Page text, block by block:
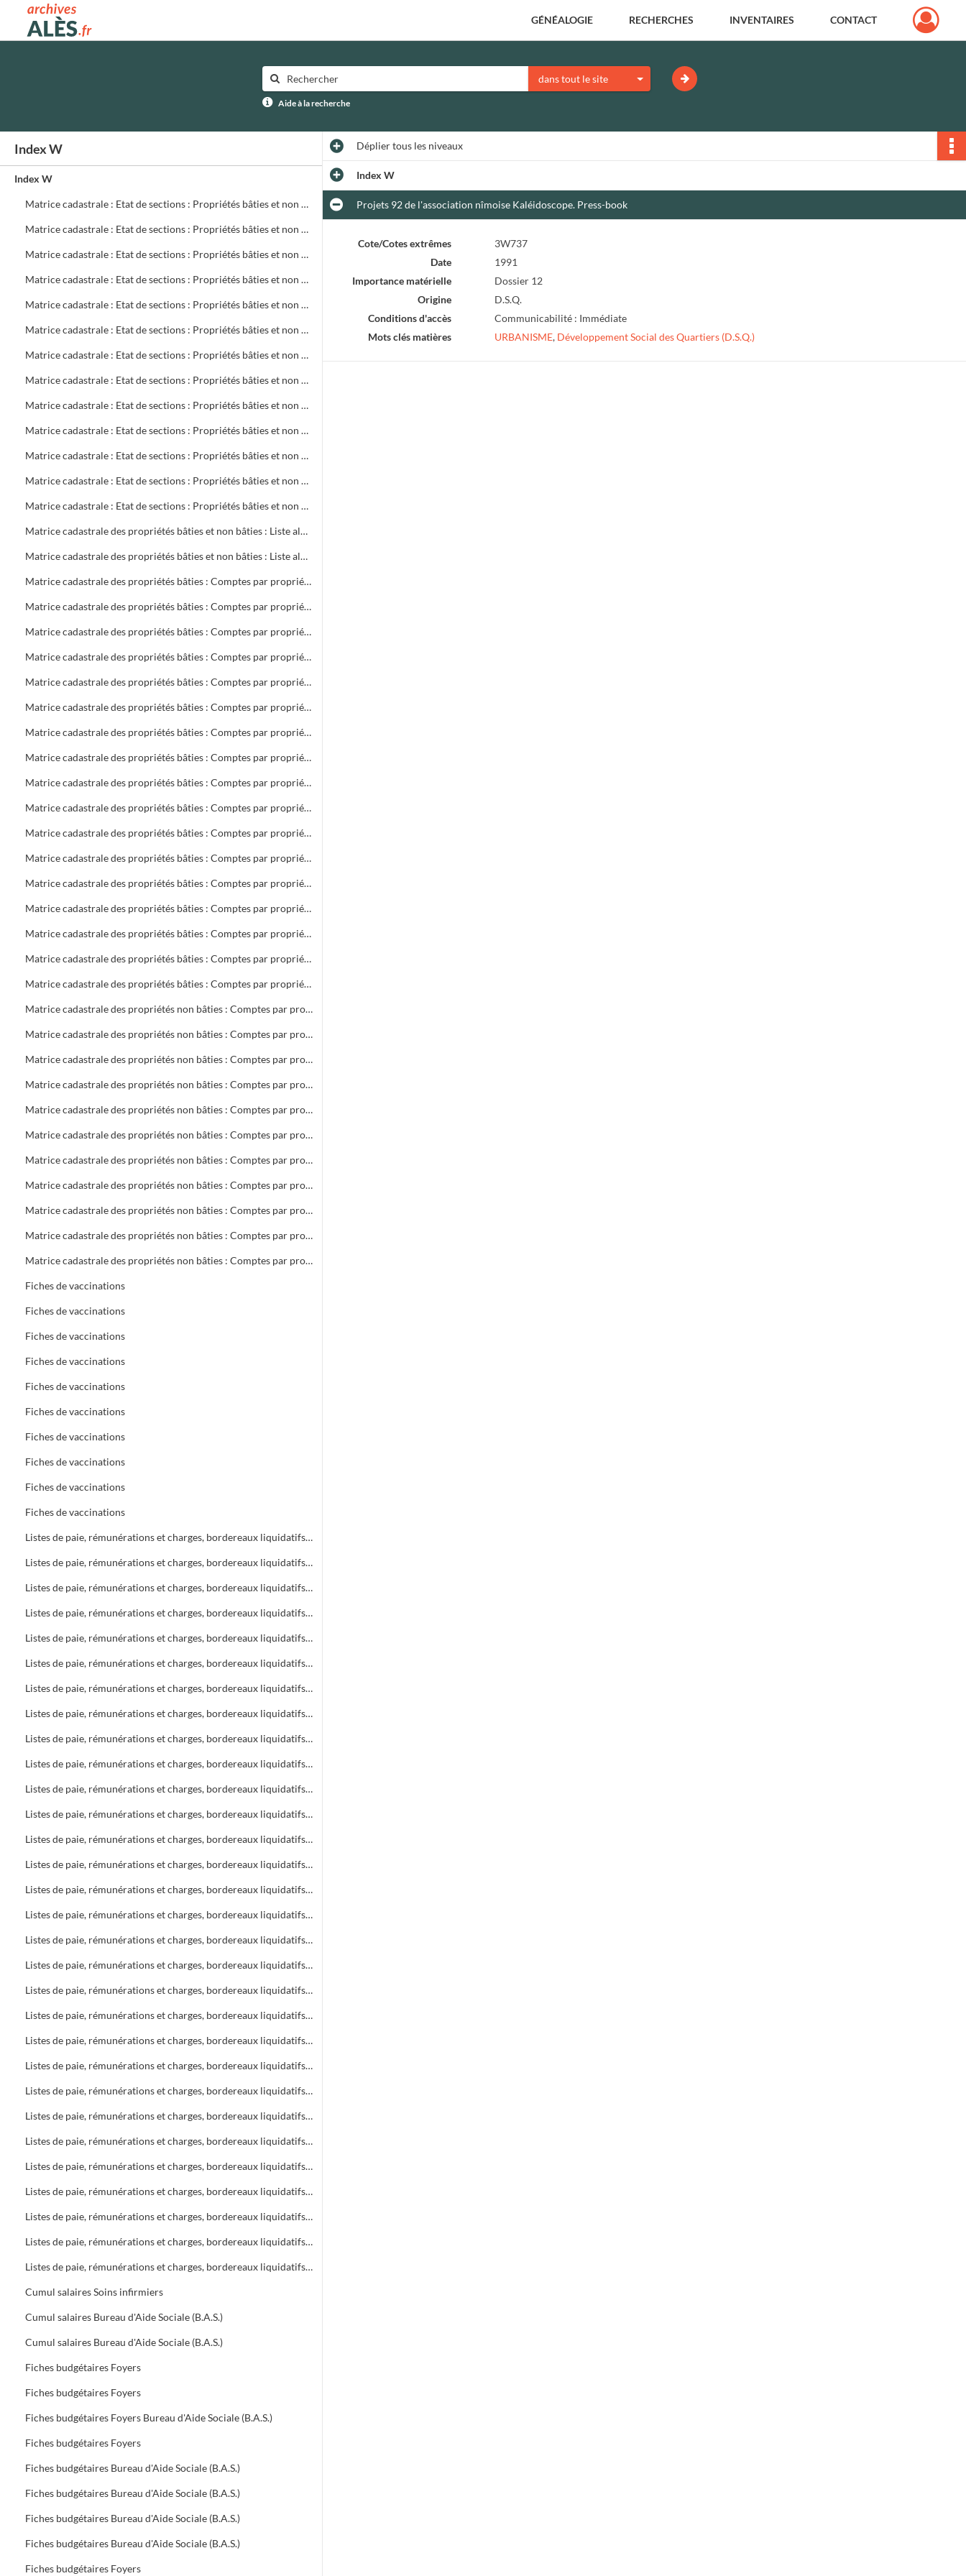
Archives municipales d'Alès GÉNÉALOGIE RECHERCHES INVENTAIRES CONTACT
dans tout le site
Aide à la recherche
Index W
Index W
Matrice cadastrale : Etat de sections : Propriétés bâties et non bâties : Comptes par rue et lieu-dit : CA 621 à 780
Matrice cadastrale : Etat de sections : Propriétés bâties et non bâties : Comptes par rue et lieu-dit : CB 1 à 299
Matrice cadastrale : Etat de sections : Propriétés bâties et non bâties : Comptes par rue et lieu-dit : CB 300 à 499
Matrice cadastrale : Etat de sections : Propriétés bâties et non bâties : Comptes par rue et lieu-dit : CB 500 à 699
Matrice cadastrale : Etat de sections : Propriétés bâties et non bâties : Comptes par rue et lieu-dit : CB 700 à 719
Matrice cadastrale : Etat de sections : Propriétés bâties et non bâties : Comptes par rue et lieu-dit : CB 720 à 770
Matrice cadastrale : Etat de sections : Propriétés bâties et non bâties : Comptes par rue et lieu-dit : CB 771 à 855
Matrice cadastrale : Etat de sections : Propriétés bâties et non bâties : Comptes par rue et lieu-dit : CD 1 à 304
Matrice cadastrale : Etat de sections : Propriétés bâties et non bâties : Comptes par rue et lieu-dit : CH 1 à 394
Matrice cadastrale : Etat de sections : Propriétés bâties et non bâties : Comptes par rue et lieu-dit : CM 1 à 386
Matrice cadastrale : Etat de sections : Propriétés bâties et non bâties : Comptes par rue et lieu-dit : CN 1 à 190
Matrice cadastrale : Etat de sections : Propriétés bâties et non bâties : Comptes par rue et lieu-dit : CN 191 à 387
Matrice cadastrale : Etat de sections : Propriétés bâties et non bâties : Comptes par rue et lieu-dit : CO 1 à 440
Matrice cadastrale des propriétés bâties et non bâties : Liste alphabétique des propriétaires : A à G
Matrice cadastrale des propriétés bâties et non bâties : Liste alphabétique des propriétaires : A à Z
Matrice cadastrale des propriétés bâties : Comptes par propriétaire : 2 à 469 sociétés
Matrice cadastrale des propriétés bâties : Comptes par propriétaire : 2 à 680 copropriétés
Matrice cadastrale des propriétés bâties : Comptes par propriétaire : B 1 à 700
Matrice cadastrale des propriétés bâties : Comptes par propriétaire : B 701 à 1404
Matrice cadastrale des propriétés bâties : Comptes par propriétaire : B 1404 à C 400
Matrice cadastrale des propriétés bâties : Comptes par propriétaire : C 401 à 1268
Matrice cadastrale des propriétés bâties : Comptes par propriétaire : D 1 à E 116
Matrice cadastrale des propriétés bâties : Comptes par propriétaire : F 3 à 566
Matrice cadastrale des propriétés bâties : Comptes par propriétaire : G 3 à 989
Matrice cadastrale des propriétés bâties : Comptes par propriétaire : H 1 à L 98
Matrice cadastrale des propriétés bâties : Comptes par propriétaire : L 101 à M 220
Matrice cadastrale des propriétés bâties : Comptes par propriétaire : M 221 à 1116
Matrice cadastrale des propriétés bâties : Comptes par propriétaire : N 1 à P 729
Matrice cadastrale des propriétés bâties : Comptes par propriétaire : P 730 à R 574
Matrice cadastrale des propriétés bâties : Comptes par propriétaire : R 575 à S 601
Matrice cadastrale des propriétés bâties : Comptes par propriétaire : S 602 à 399
Matrice cadastrale des propriétés bâties : Comptes par propriétaire : V 2 à Z 27
Matrice cadastrale des propriétés non bâties : Comptes par propriétaire : A Collectivités
Matrice cadastrale des propriétés non bâties : Comptes par propriétaire : BA à BOS
Matrice cadastrale des propriétés non bâties : Comptes par propriétaire : BOU à CHAP
Matrice cadastrale des propriétés non bâties : Comptes par propriétaire : CHAR à DOV
Matrice cadastrale des propriétés non bâties : Comptes par propriétaire : DR à GA
Matrice cadastrale des propriétés non bâties : Comptes par propriétaire : GEB à K
Matrice cadastrale des propriétés non bâties : Comptes par propriétaire : LA à MAZ
Matrice cadastrale des propriétés non bâties : Comptes par propriétaire : ME à PH
Matrice cadastrale des propriétés non bâties : Comptes par propriétaire : PIA à ROUG
Matrice cadastrale des propriétés non bâties : Comptes par propriétaire : ROVI à S
Matrice cadastrale des propriétés non bâties : Comptes par propriétaire : T à Z
Fiches de vaccinations
Fiches de vaccinations
Fiches de vaccinations
Fiches de vaccinations
Fiches de vaccinations
Fiches de vaccinations
Fiches de vaccinations
Fiches de vaccinations
Fiches de vaccinations
Fiches de vaccinations
Listes de paie, rémunérations et charges, bordereaux liquidatifs Bureau d'Aide Sociale (B.A.S.)
Listes de paie, rémunérations et charges, bordereaux liquidatifs Bureau d'Aide Sociale (B.A.S.)
Listes de paie, rémunérations et charges, bordereaux liquidatifs Bureau d'Aide Sociale (B.A.S.)
Listes de paie, rémunérations et charges, bordereaux liquidatifs Bureau d'Aide Sociale (B.A.S.)
Listes de paie, rémunérations et charges, bordereaux liquidatifs Bureau d'Aide Sociale (B.A.S.)
Listes de paie, rémunérations et charges, bordereaux liquidatifs Bureau d'Aide Sociale (B.A.S.)
Listes de paie, rémunérations et charges, bordereaux liquidatifs Foyers
Listes de paie, rémunérations et charges, bordereaux liquidatifs Bureau d'Aide Sociale (B.A.S.)
Listes de paie, rémunérations et charges, bordereaux liquidatifs Bureau d'Aide Sociale (B.A.S.) - Foyers
Listes de paie, rémunérations et charges, bordereaux liquidatifs Foyers
Listes de paie, rémunérations et charges, bordereaux liquidatifs Soins infirmiers
Listes de paie, rémunérations et charges, bordereaux liquidatifs Soins infirmiers
Listes de paie, rémunérations et charges, bordereaux liquidatifs Bureau d'Aide Sociale (B.A.S.)
Listes de paie, rémunérations et charges, bordereaux liquidatifs Soins infirmiers, C.A.M.S.P.
Listes de paie, rémunérations et charges, bordereaux liquidatifs Foyers
Listes de paie, rémunérations et charges, bordereaux liquidatifs Bureau d'Aide Sociale (B.A.S.)
Listes de paie, rémunérations et charges, bordereaux liquidatifs Soins infirmiers, C.A.M.S.P.
Listes de paie, rémunérations et charges, bordereaux liquidatifs Foyers
Listes de paie, rémunérations et charges, bordereaux liquidatifs Soins infirmiers
Listes de paie, rémunérations et charges, bordereaux liquidatifs C.A.M.S.P.
Listes de paie, rémunérations et charges, bordereaux liquidatifs Bureau d'Aide Sociale (B.A.S.)
Listes de paie, rémunérations et charges, bordereaux liquidatifs Foyers
Listes de paie, rémunérations et charges, bordereaux liquidatifs Bureau d'Aide Sociale (B.A.S.)
Listes de paie, rémunérations et charges, bordereaux liquidatifs C.A.M.S.P.
Listes de paie, rémunérations et charges, bordereaux liquidatifs Soins infirmiers
Listes de paie, rémunérations et charges, bordereaux liquidatifs Bureau d'Aide Sociale (B.A.S.)
Listes de paie, rémunérations et charges, bordereaux liquidatifs C.A.M.S.P.
Listes de paie, rémunérations et charges, bordereaux liquidatifs Soins infirmiers
Listes de paie, rémunérations et charges, bordereaux liquidatifs Bureau d'Aide Sociale (B.A.S.)
Listes de paie, rémunérations et charges, bordereaux liquidatifs Foyers
Cumul salaires Soins infirmiers
Cumul salaires Bureau d'Aide Sociale (B.A.S.)
Cumul salaires Bureau d'Aide Sociale (B.A.S.)
Fiches budgétaires Foyers
Fiches budgétaires Foyers
Fiches budgétaires Foyers Bureau d'Aide Sociale (B.A.S.)
Fiches budgétaires Foyers
Fiches budgétaires Bureau d'Aide Sociale (B.A.S.)
Fiches budgétaires Bureau d'Aide Sociale (B.A.S.)
Fiches budgétaires Bureau d'Aide Sociale (B.A.S.)
Fiches budgétaires Bureau d'Aide Sociale (B.A.S.)
Fiches budgétaires Foyers
Dépliertous les niveaux
Index W
Projets 92 de l'association nîmoise Kaléidoscope. Press-book
Cote/Cotes extrêmes
3W737
Date
1991
Importance matérielle
Dossier 12
Origine
D.S.Q.
Conditions d'accès
Communicabilité : Immédiate
Mots clés matières
URBANISME, Développement Social des Quartiers (D.S.Q.)